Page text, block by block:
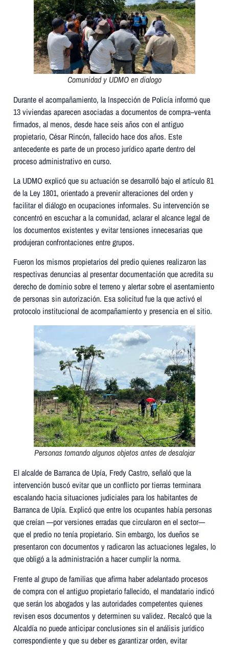
Comunidad y UDMO en dialogo
Durante el acompañamiento, la Inspección de Policía informó que
13 viviendas aparecen asociadas a documentos de compra–venta
firmados, al menos, desde hace seis años con el antiguo
propietario, César Rincón, fallecido hace dos años. Este
antecedente es parte de un proceso jurídico aparte dentro del
proceso administrativo en curso.
La UDMO explicó que su actuación se desarrolló bajo el artículo 81
de la Ley 1801, orientado a prevenir alteraciones del orden y
facilitar el diálogo en ocupaciones informales. Su intervención se
concentró en escuchar a la comunidad, aclarar el alcance legal de
los documentos existentes y evitar tensiones innecesarias que
produjeran confrontaciones entre grupos.
Fueron los mismos propietarios del predio quienes realizaron las
respectivas denuncias al presentar documentación que acredita su
derecho de dominio sobre el terreno y alertar sobre el asentamiento
de personas sin autorización. Esa solicitud fue la que activó el
protocolo institucional de acompañamiento y presencia en el sitio.
Personas tomando algunos objetos antes de desalojar
El alcalde de Barranca de Upía, Fredy Castro, señaló que la
intervención buscó evitar que un conflicto por tierras terminara
escalando hacia situaciones judiciales para los habitantes de
Barranca de Upía. Explicó que entre los ocupantes había personas
que creían —por versiones erradas que circularon en el sector—
que el predio no tenía propietario. Sin embargo, los dueños se
presentaron con documentos y radicaron las actuaciones legales, lo
que obligó a la administración a hacer cumplir la norma.
Frente al grupo de familias que afirma haber adelantado procesos
de compra con el antiguo propietario fallecido, el mandatario indicó
que serán los abogados y las autoridades competentes quienes
revisen esos documentos y determinen su validez. Recalcó que la
Alcaldía no puede anticipar conclusiones sin el análisis jurídico
correspondiente y que su deber es garantizar orden, evitar